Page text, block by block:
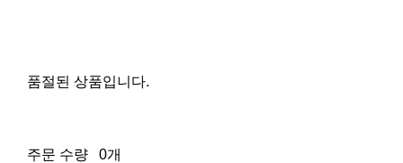
품절된 상품입니다.
주문 수량
0개